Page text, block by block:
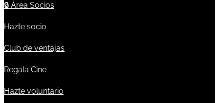
🔒 Área Socios
Hazte socio
Club de ventajas
Regala Cine
Hazte voluntario